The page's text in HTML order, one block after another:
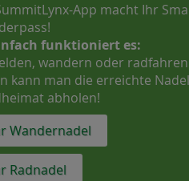
App macht Ihr
funktioniert es:
wandern oder
kann man die erreichte
abholen!
Wandernadel
Radnadel